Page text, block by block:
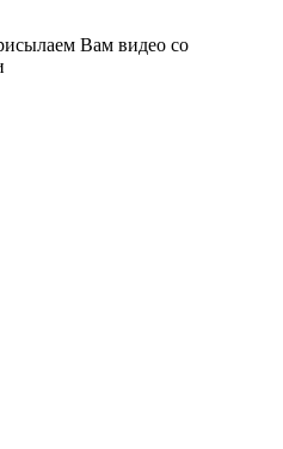
Вам видео со